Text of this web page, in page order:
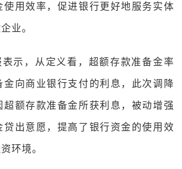
使用效率，促进银行更好地服务实体
业。
示，从定义看，超额存款准备金率
金向商业银行支付的利息，此次调降
超额存款准备金所获利息，被动增强
贷出意愿，提高了银行资金的使用效
环境。